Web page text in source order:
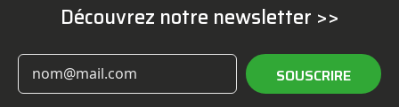
Découvrez notre newsletter >>
SOUSCRIRE